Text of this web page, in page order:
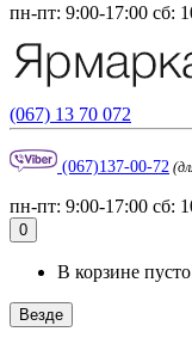
пн-пт: 9:00-17:00 сб:
(067) 13 70 072
(067)137-00-72
пн-пт: 9:00-17:00 сб:
0
В корзине
Везде